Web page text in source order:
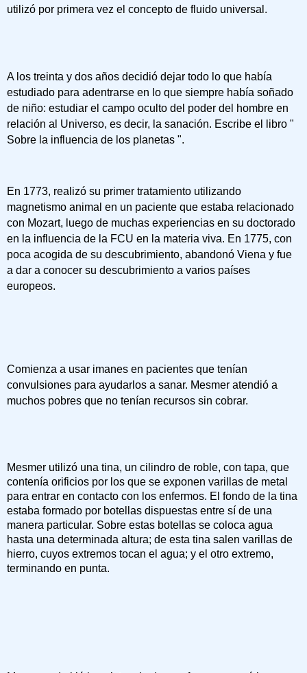
utilizó por primera vez el concepto de fluido universal.
A los treinta y dos años decidió dejar todo lo que había
estudiado para adentrarse en lo que siempre había soñado
de niño: estudiar el campo oculto del poder del hombre en
relación al Universo, es decir, la sanación. Escribe el libro "
Sobre la influencia de los planetas ".
En 1773, realizó su primer tratamiento utilizando
magnetismo animal en un paciente que estaba relacionado
con Mozart, luego de muchas experiencias en su doctorado
en la influencia de la FCU en la materia viva. En 1775, con
poca acogida de su descubrimiento, abandonó Viena y fue
a dar a conocer su descubrimiento a varios países
europeos.
Comienza a usar imanes en pacientes que tenían
convulsiones para ayudarlos a sanar. Mesmer atendió a
muchos pobres que no tenían recursos sin cobrar.
Mesmer utilizó una tina, un cilindro de roble, con tapa, que
contenía orificios por los que se exponen varillas de metal
para entrar en contacto con los enfermos. El fondo de la tina
estaba formado por botellas dispuestas entre sí de una
manera particular. Sobre estas botellas se coloca agua
hasta una determinada altura; de esta tina salen varillas de
hierro, cuyos extremos tocan el agua; y el otro extremo,
terminando en punta.